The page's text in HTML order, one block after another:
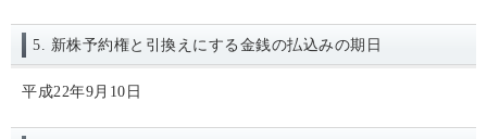
5. 新株予約権と引換えにする金銭の払込みの期日
平成22年9月10日